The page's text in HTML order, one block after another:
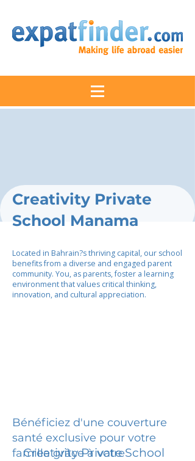
Creativity Private
School Manama
Located in Bahrain?s thriving capital, our school
benefits from a diverse and engaged parent
community. You, as parents, foster a learning
environment that values critical thinking,
innovation, and cultural appreciation.
Bénéficiez d'une couverture
santé exclusive pour votre
famille grâce à votre
Creativity Private School